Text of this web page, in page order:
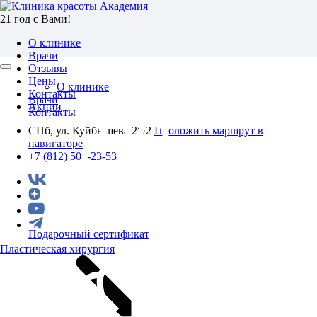
21 год с Вами!
О клинике
Врачи
Отзывы
Цены
Контакты
Акции
СПб, ул. Куйбышева 26/2 Проложить маршрут в
навигаторе
+7 (812) 501-23-53
Пластическая хирургия
О клинике
Врачи
Контакты
Подарочный сертификат